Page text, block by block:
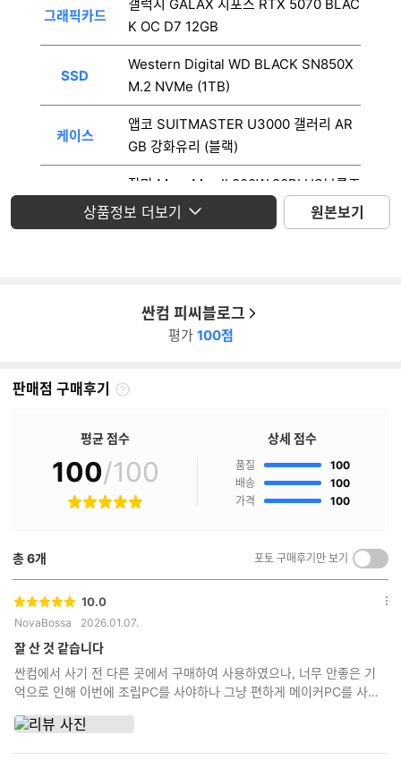
그래픽카드
갤럭시 GALAX 지포스 RTX 5070 BLAC
K OC D7 12GB
SSD
Western Digital WD BLACK SN850X
M.2 NVMe (1TB)
케이스
앱코 SUITMASTER U3000 갤러리 AR
GB 강화유리 (블랙)
파워
잘만 MegaMax II 800W 80PLUS브론즈
ATX3.1
상품정보 더보기 원본보기
싼컴 피씨블로그
평가 100점
판매점 구매후기
판
점
구
매
후
기
평균 점수
100/100
별
상세 점수
품질 100점
배송
100점
가격
100점
총6개 포토 구매후기만 보기
켜
기/
별
점
10.0
NovaBossa 2026.01.07.
잘 산 것 같습니다
싼컴에서 사기 전 다른 곳에서 구매하여 사용하였으나, 너무 안좋은 기
억으로 인해 이번에 조립PC를 사야하나 그냥 편하게 메이커PC를 사야
되지는 않았지만 잘 돌아가고 배송도 깔끔하게 와서 믿음이 가네요.
옵